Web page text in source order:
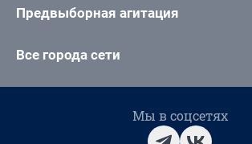
Предвыборная агитация
Все города сети
Мы в соцсетях